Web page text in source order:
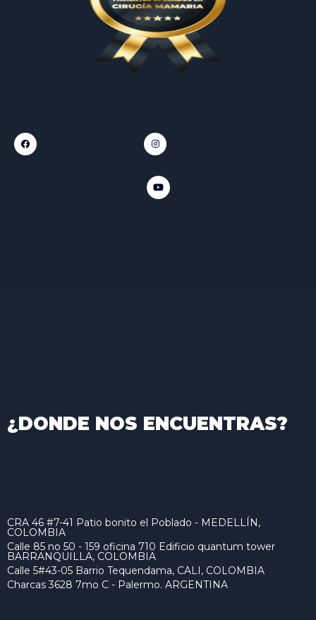
¿DONDE NOS ENCUENTRAS?
CRA 46 #7-41 Patio bonito el Poblado - MEDELLÍN,
COLOMBIA
Calle 85 no 50 - 159 oficina 710 Edificio quantum tower
BARRANQUILLA, COLOMBIA
Calle 5#43-05 Barrio Tequendama, CALI, COLOMBIA
Charcas 3628 7mo C - Palermo. ARGENTINA